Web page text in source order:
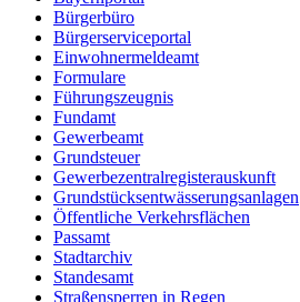
Bürgerbüro
Bürgerserviceportal
Einwohnermeldeamt
Formulare
Führungszeugnis
Fundamt
Gewerbeamt
Grundsteuer
Gewerbezentralregisterauskunft
Grundstücksentwässerungsanlagen
Öffentliche Verkehrsflächen
Passamt
Stadtarchiv
Standesamt
Straßensperren in Regen